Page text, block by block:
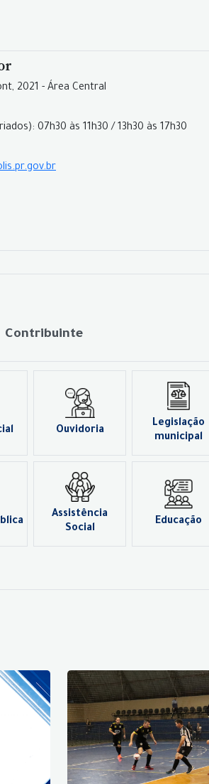
2021 - Área Central
07h30 às 11h30 / 13h30 às 17h30
Contribuinte
Ouvidoria
Legislação
municipal
Assistência
Social
Educação